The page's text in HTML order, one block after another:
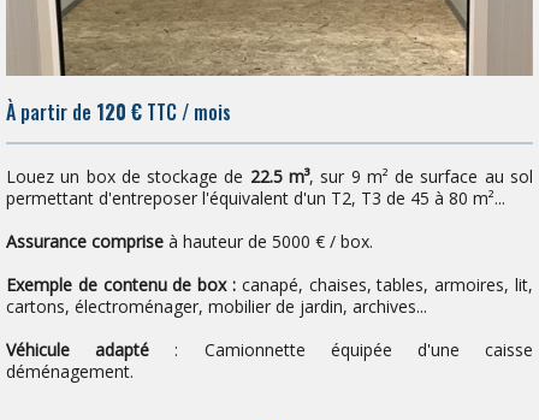
À partir de 120 € TTC / mois
Louez un box de stockage de 22.5 m³, sur 9 m² de surface au sol
permettant d'entreposer l'équivalent d'un T2, T3 de 45 à 80 m²...
Assurance comprise à hauteur de 5000 € / box.
Exemple de contenu de box : canapé, chaises, tables, armoires, lit,
cartons, électroménager, mobilier de jardin, archives...
Véhicule adapté : Camionnette équipée d'une caisse
déménagement.